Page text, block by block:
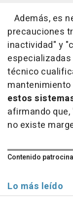
Además, es
precauciones
inactividad" y
técnico
mantenimiento
estos
afirmando
no existe
Contenido
Lo más leído